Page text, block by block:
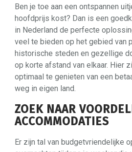
Ben je toe aan een ontspannen
hoofdprijs kost? Dan is een
in Nederland de perfecte
veel te bieden op het gebied van
historische steden en gezellige
op korte afstand van elkaar. Hier
optimaal te genieten van een
weg in eigen land.
ZOEK NAAR
ACCOMMODATIES
Er zijn tal van budgetvriendelijke